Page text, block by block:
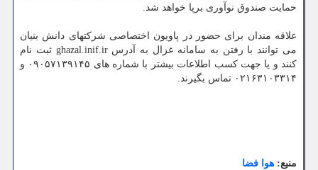
حمایت صندوق نوآوری برپا خواهد شد.
علاقه مندان برای حضور در پاویون اختصاصی شرکتهای دانش بنیان
می توانند با رفتن به سامانه غزال به آدرس ghazal.inif.ir ثبت نام
کنند و یا جهت کسب اطلاعات بیشتر با شماره های ۰۹۰۵۷۱۳۹۱۴۵ و
۰۲۱۶۳۱۰۳۳۱۴ تماس بگیرند.
منبع: هوا فضا